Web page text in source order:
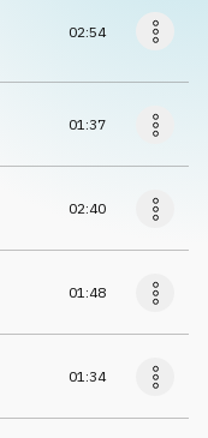
02:54
01:37
02:40
01:48
01:34